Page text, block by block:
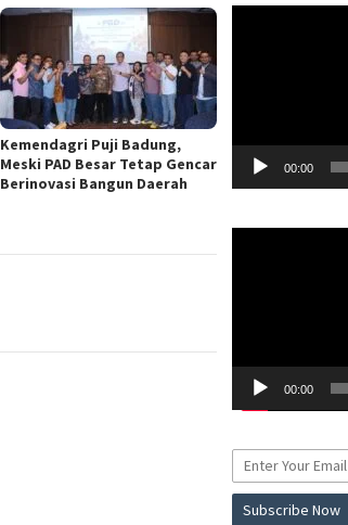
Kemendagri Puji Badung,
Meski PAD Besar Tetap Gencar
Berinovasi Bangun Daerah
00:00
00:00